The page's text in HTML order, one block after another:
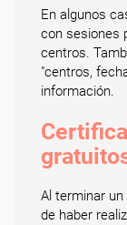
En algunos
con sesiones
centros.
"centros,
información.
Al terminar
de haber